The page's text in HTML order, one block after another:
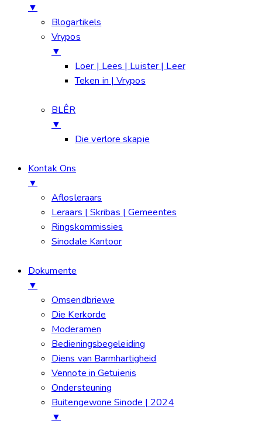
▼
Blogartikels
Vrypos
▼
Loer | Lees | Luister | Leer
Teken in | Vrypos
BLÊR
▼
Die verlore skapie
Kontak Ons
▼
Aflosleraars
Leraars | Skribas | Gemeentes
Ringskommissies
Sinodale Kantoor
Dokumente
▼
Omsendbriewe
Die Kerkorde
Moderamen
Bedieningsbegeleiding
Diens van Barmhartigheid
Vennote in Getuienis
Ondersteuning
Buitengewone Sinode | 2024
▼